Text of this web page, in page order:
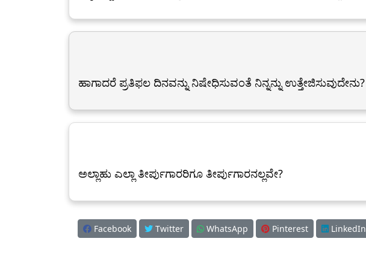
ಹಾಗಾದರೆ ಪ್ರತಿಫಲ ದಿನವನ್ನು ನಿಷೇಧಿಸುವಂತೆ ನಿನ್ನನ್ನು ಉತ್ತೇಜಿಸುವುದೇನು?
ಅಲ್ಲಾಹು ಎಲ್ಲಾ ತೀರ್ಪುಗಾರರಿಗೂ ತೀರ್ಪುಗಾರನಲ್ಲವೇ?
Facebook Twitter WhatsApp Pinterest LinkedIn